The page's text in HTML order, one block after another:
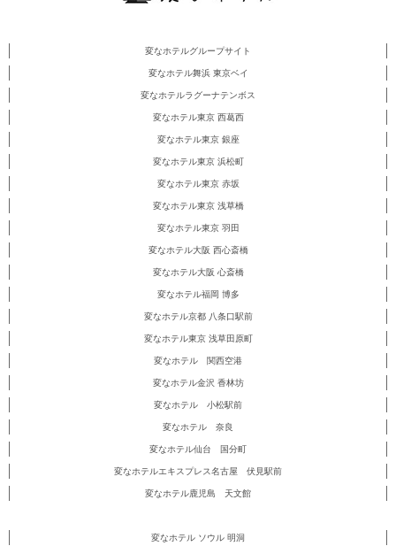
変なホテルグループサイト
変なホテル舞浜 東京ベイ
変なホテルラグーナテンボス
変なホテル東京 西葛西
変なホテル東京 銀座
変なホテル東京 浜松町
変なホテル東京 赤坂
変なホテル東京 浅草橋
変なホテル東京 羽田
変なホテル大阪 西心斎橋
変なホテル大阪 心斎橋
変なホテル福岡 博多
変なホテル京都 八条口駅前
変なホテル東京 浅草田原町
変なホテル 関西空港
変なホテル金沢 香林坊
変なホテル 小松駅前
変なホテル 奈良
変なホテル仙台 国分町
変なホテルエキスプレス名古屋 伏見駅前
変なホテル鹿児島 天文館
変なホテル ソウル 明洞